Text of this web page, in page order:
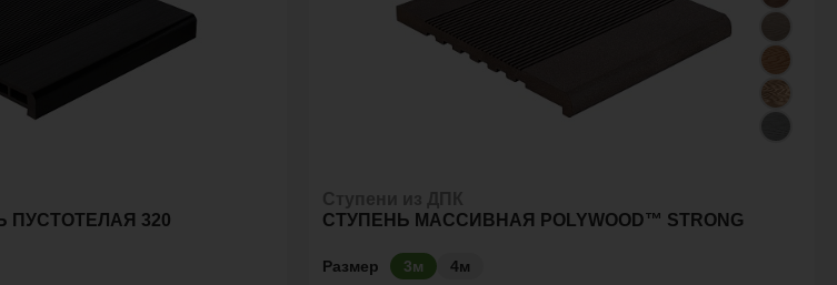
ПУСТОТЕЛАЯ 320
СТУПЕНЬ МАССИВНАЯ POLYWOOD™ STRONG
Размер 3м 4м